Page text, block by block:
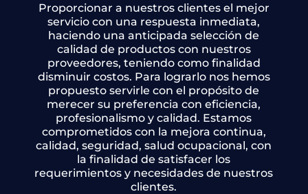
Proporcionar a nuestros clientes el mejor
servicio con una respuesta inmediata,
haciendo una anticipada selección de
calidad de productos con nuestros
proveedores, teniendo como finalidad
disminuir costos. Para lograrlo nos hemos
propuesto servirle con el propósito de
merecer su preferencia con eficiencia,
profesionalismo y calidad. Estamos
comprometidos con la mejora continua,
calidad, seguridad, salud ocupacional, con
la finalidad de satisfacer los
requerimientos y necesidades de nuestros
clientes.